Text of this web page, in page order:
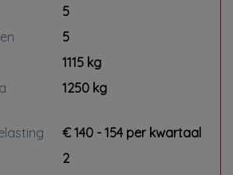
voorwaarden van
5
5
1115 kg
1250 kg
€ 140 - 154 per kwartaal
2